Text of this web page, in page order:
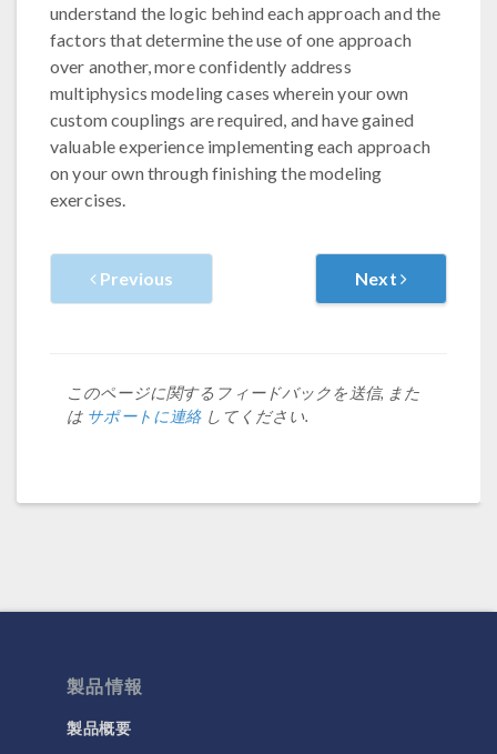
understand the logic behind each approach and the
factors that determine the use of one approach
over another, more confidently address
multiphysics modeling cases wherein your own
custom couplings are required, and have gained
valuable experience implementing each approach
on your own through finishing the modeling
exercises.
Previous Next
このページに関するフィードバックを送信, また
は サポートに連絡してください.
製品情報
製品概要